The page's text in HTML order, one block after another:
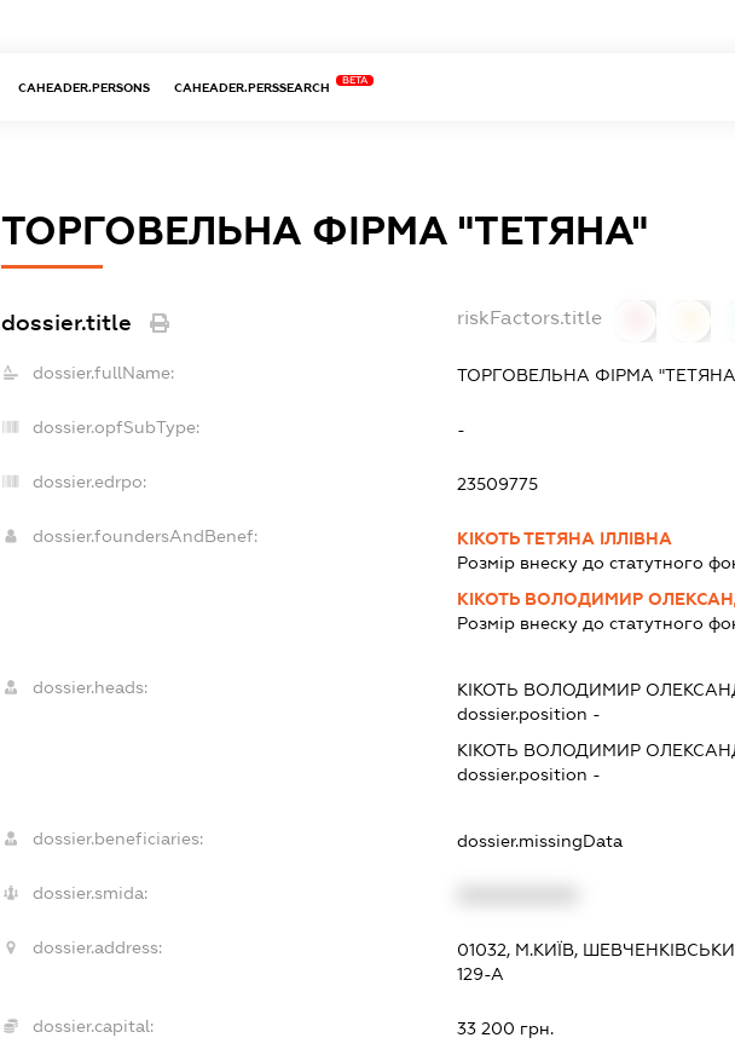
CAHEADER.PERSONS CAHEADER.PERSSEARCH
BETA
ТОРГОВЕЛЬНА ФІРМА "ТЕТЯНА"
dossier.title riskFactors.title
dossier.fullName: ТОРГОВЕЛЬНА ФІРМА
dossier.opfSubType: -
dossier.edrpo: 23509775
dossier.foundersAndBenef:
КІКОТЬ ТЕТЯНА ІЛЛІВНА
Розмір внеску до статутного
КІКОТЬ ВОЛОДИМИР
Розмір внеску до статутного
dossier.heads: КІКОТЬ ВОЛОДИМИР
dossier.position -
КІКОТЬ ВОЛОДИМИР
dossier.position -
dossier.beneficiaries: dossier.missingData
dossier.smida:
dossier.address:
01032, М.КИЇВ,
129-А
dossier.capital: 33 200 грн.